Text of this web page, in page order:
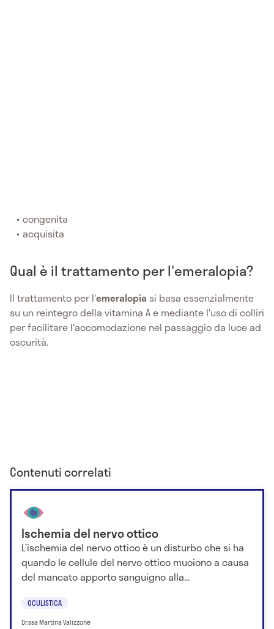
congenita
acquisita
Qual è il trattamento per l'emeralopia?
Il trattamento per l'emeralopia si basa essenzialmente
su un reintegro della vitamina A e mediante l'uso di colliri
per facilitare l'accomodazione nel passaggio da luce ad
oscurità.
Contenuti correlati
Ischemia del nervo ottico
L’ischemia del nervo ottico è un disturbo che si ha
quando le cellule del nervo ottico muoiono a causa
del mancato apporto sanguigno alla...
OCULISTICA
Dr.ssa Martina Valizzone